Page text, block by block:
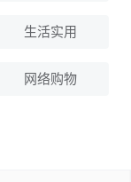
生活实用
网络购物